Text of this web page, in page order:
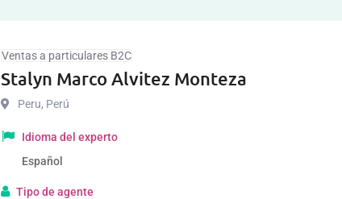
Ventas a particulares B2C
Stalyn Marco Alvitez Monteza
Peru, Perú
Idioma del experto
Español
Tipo de agente